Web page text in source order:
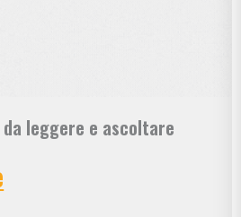
leggere e ascoltare